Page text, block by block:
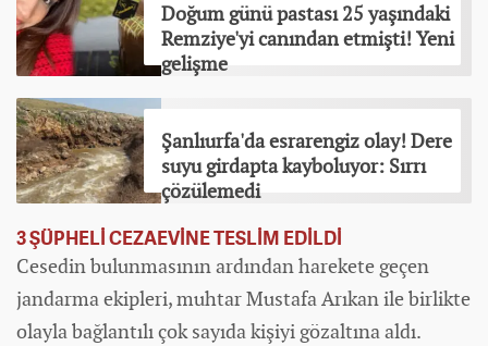
Doğum günü pastası 25 yaşındaki
Remziye'yi canından etmişti! Yeni
gelişme
Şanlıurfa'da esrarengiz olay! Dere
suyu girdapta kayboluyor: Sırrı
çözülemedi
3 ŞÜPHELİ CEZAEVİNE TESLİM EDİLDİ
Cesedin bulunmasının ardından harekete geçen
jandarma ekipleri, muhtar Mustafa Arıkan ile birlikte
olayla bağlantılı çok sayıda kişiyi gözaltına aldı.